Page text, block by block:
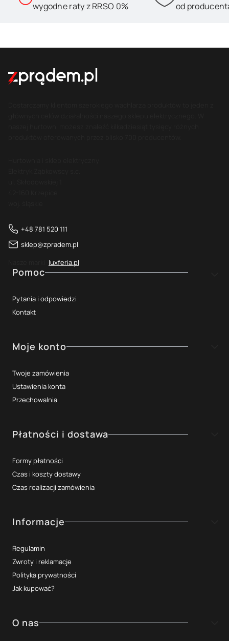
wygodne raty z RRSO 0%
od
+48 781 520 111
sklep@zpradem.pl
luxferia.pl
Linki w stopce
Pomoc
Pytania i odpowiedzi
Kontakt
Moje konto
Twoje zamówienia
Ustawienia konta
Przechowalnia
Płatności i dostawa
Formy płatności
Czas i koszty dostawy
Czas realizacji zamówienia
Informacje
Regulamin
Zwroty i reklamacje
Polityka prywatności
Jak kupować?
O nas